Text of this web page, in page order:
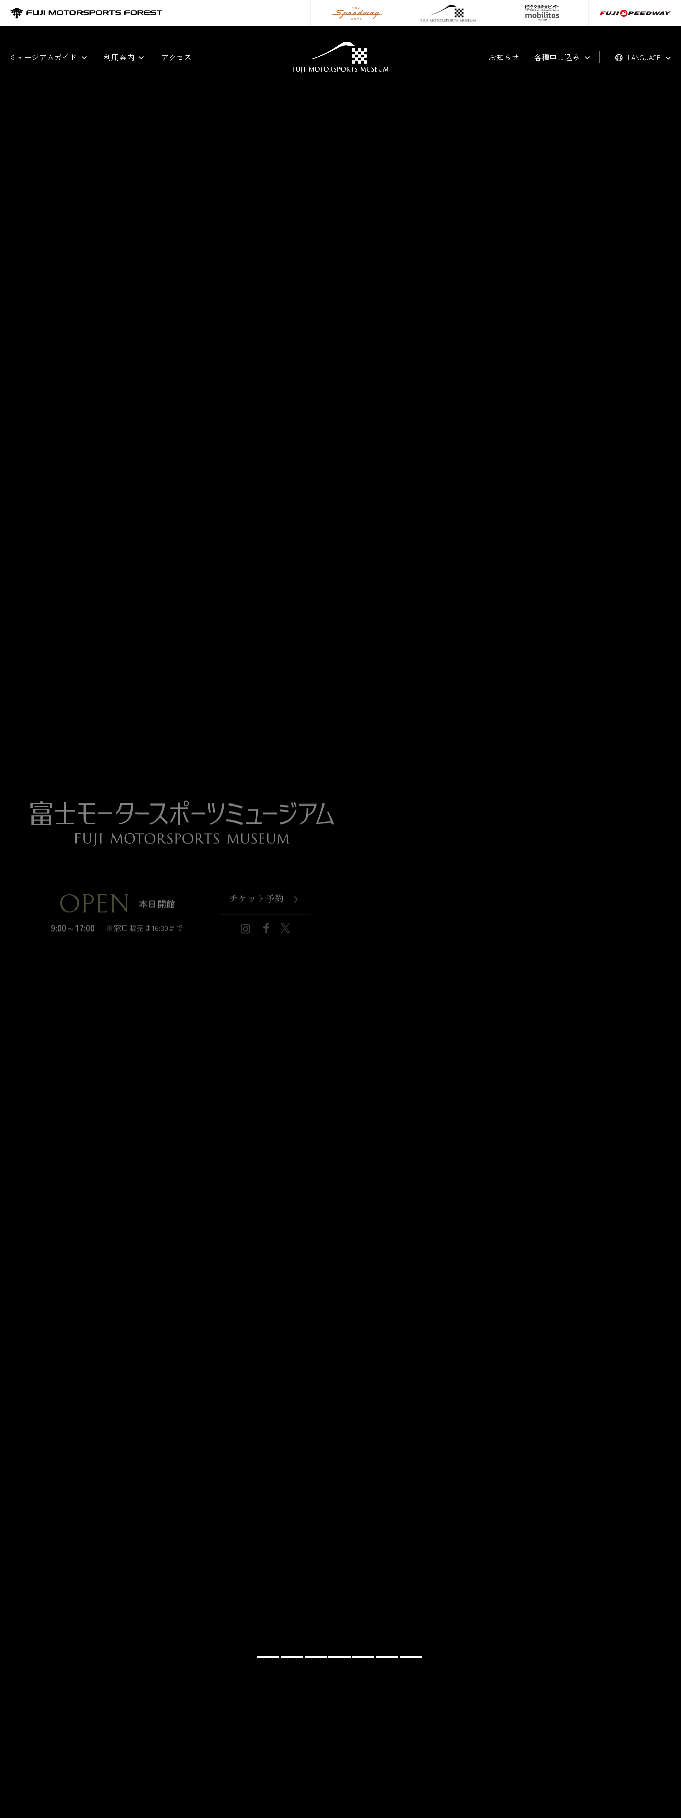
ミュージアムガイド 利用案内 アクセス お知らせ 各種申し込み LANGUAGE
OPEN
9:00～17:00
※窓口販売は16:30まで